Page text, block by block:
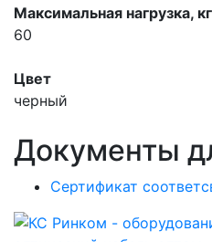
Максимальная нагрузка, кг
60
Цвет
черный
Документы
Сертификат